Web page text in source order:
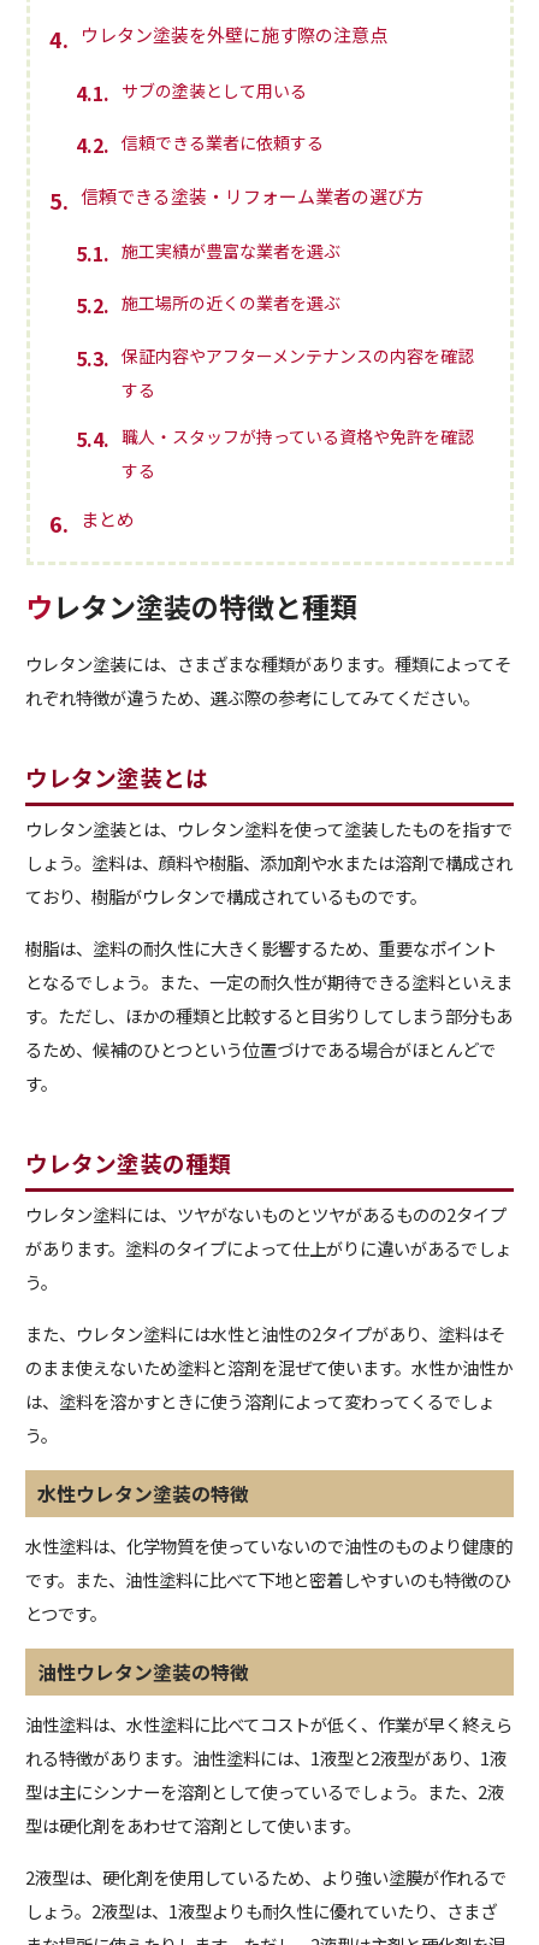
4 ウレタン塗装を外壁に施す際の注意点
4.1 サブの塗装として用いる
4.2 信頼できる業者に依頼する
5 信頼できる塗装・リフォーム業者の選び方
5.1 施工実績が豊富な業者を選ぶ
5.2 施工場所の近くの業者を選ぶ
5.3
保証内容やアフターメンテナンスの内容を確認
する
5.4
職人・スタッフが持っている資格や免許を確認
する
6 まとめ
ウレタン塗装の特徴と種類
ウレタン塗装には、さまざまな種類があります。種類によってそ
れぞれ特徴が違うため、選ぶ際の参考にしてみてください。
ウレタン塗装とは
ウレタン塗装とは、ウレタン塗料を使って塗装したものを指すで
しょう。塗料は、顔料や樹脂、添加剤や水または溶剤で構成され
ており、樹脂がウレタンで構成されているものです。
樹脂は、塗料の耐久性に大きく影響するため、重要なポイント
となるでしょう。また、一定の耐久性が期待できる塗料といえま
す。ただし、ほかの種類と比較すると目劣りしてしまう部分もあ
るため、候補のひとつという位置づけである場合がほとんどで
す。
ウレタン塗装の種類
ウレタン塗料には、ツヤがないものとツヤがあるものの2タイプ
があります。塗料のタイプによって仕上がりに違いがあるでしょ
う。
また、ウレタン塗料には水性と油性の2タイプがあり、塗料はそ
のまま使えないため塗料と溶剤を混ぜて使います。水性か油性か
は、塗料を溶かすときに使う溶剤によって変わってくるでしょ
う。
水性ウレタン塗装の特徴
水性塗料は、化学物質を使っていないので油性のものより健康的
です。また、油性塗料に比べて下地と密着しやすいのも特徴のひ
とつです。
油性ウレタン塗装の特徴
油性塗料は、水性塗料に比べてコストが低く、作業が早く終えら
れる特徴があります。油性塗料には、1液型と2液型があり、1液
型は主にシンナーを溶剤として使っているでしょう。また、2液
型は硬化剤をあわせて溶剤として使います。
2液型は、硬化剤を使用しているため、より強い塗膜が作れるで
しょう。2液型は、1液型よりも耐久性に優れていたり、さまざ